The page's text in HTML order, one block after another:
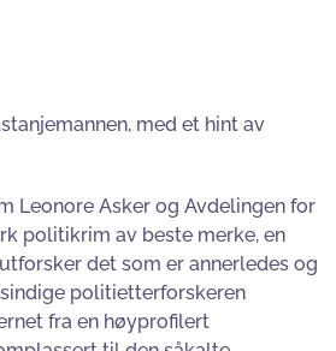
med et hint av
Leonore Asker og Avdelingen for
politikrim av beste merke, en
det som er annerledes og
politietterforskeren
fra en høyprofilert